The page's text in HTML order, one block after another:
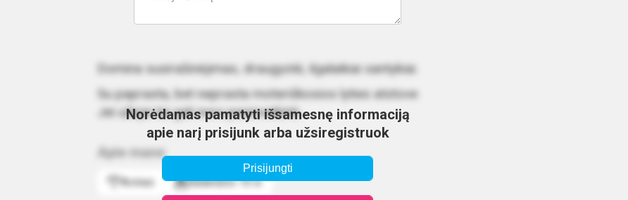
Domina susirašinėjimas, draugystė, ilgalaikiai santykiai.
Su paprasta, bet neprasta moteriškosios lyties atstove
Jei užejai tai gali nors pasisveikinti.
Apie mane
Avinas Balandžio 10 d.
Norėdamas pamatyti išsamesnę informaciją
apie narį prisijunk arba užsiregistruok
Prisijungti